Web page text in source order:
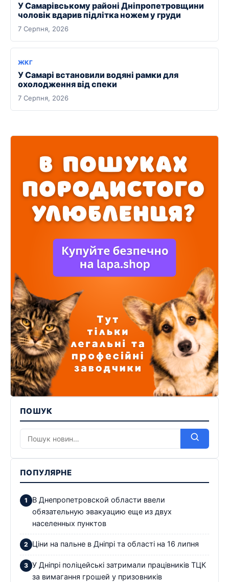
У Самарівському районі Дніпропетровщини
чоловік вдарив підлітка ножем у груди
7 Серпня, 2026
ЖКГ
У Самарі встановили водяні рамки для
охолодження від спеки
7 Серпня, 2026
ПОШУК
ПОПУЛЯРНЕ
В Днепропетровской области ввели
обязательную эвакуацию еще из двух
населенных пунктов
Ціни на пальне в Дніпрі та області на 16 липня
У Дніпрі поліцейські затримали працівників ТЦК
за вимагання грошей у призовників